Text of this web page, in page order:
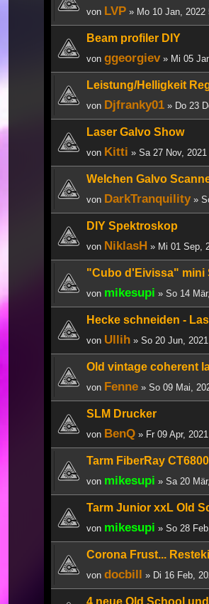
von LVP » Mo 10 Jan, 2022
Beam profiler DIY
von ggeorgiev» Mi 05
Leistung/Helligkeit
von Djfranky01 » Do 23
Laser Galvo Show
von Kitti » Sa 27 Nov,
Welchen Galvo
von DarkTranquility»
DIY Spektroskop
von NiklasH » Mi 01 Sep,
"Cubo d'Eivissa" mini
von mikesupi » So 14
Hecke schneiden -
von Ullih » So 20 Jun,
Old vintage coherent
von Fenne » So 09 Mai,
SLM Drucker
von BenQ » Fr 09 Apr,
Tarm FiberRay
von mikesupi » Sa 20
Tarm Junior xxL Old
von mikesupi » So 28
Corona Frust...
von docbill » Di 16 Feb,
4 neue Old School